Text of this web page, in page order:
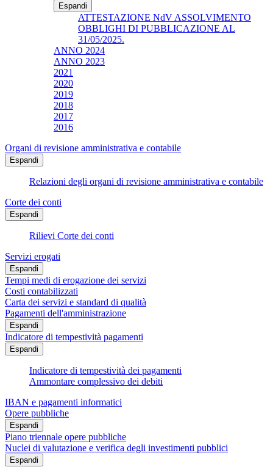
Espandi
ATTESTAZIONE NdV ASSOLVIMENTO
OBBLIGHI DI PUBBLICAZIONE AL
31/05/2025.
ANNO 2024
ANNO 2023
2021
2020
2019
2018
2017
2016
Organi di revisione amministrativa e contabile
Espandi
Relazioni degli organi di revisione amministrativa e contabile
Corte dei conti
Espandi
Rilievi Corte dei conti
Servizi erogati
Espandi
Tempi medi di erogazione dei servizi
Costi contabilizzati
Carta dei servizi e standard di qualità
Pagamenti dell'amministrazione
Espandi
Indicatore di tempestività pagamenti
Espandi
Indicatore di tempestività dei pagamenti
Ammontare complessivo dei debiti
IBAN e pagamenti informatici
Opere pubbliche
Espandi
Piano triennale opere pubbliche
Nuclei di valutazione e verifica degli investimenti pubblici
Espandi